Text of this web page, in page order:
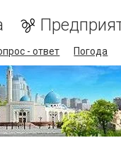
- ответ Погода